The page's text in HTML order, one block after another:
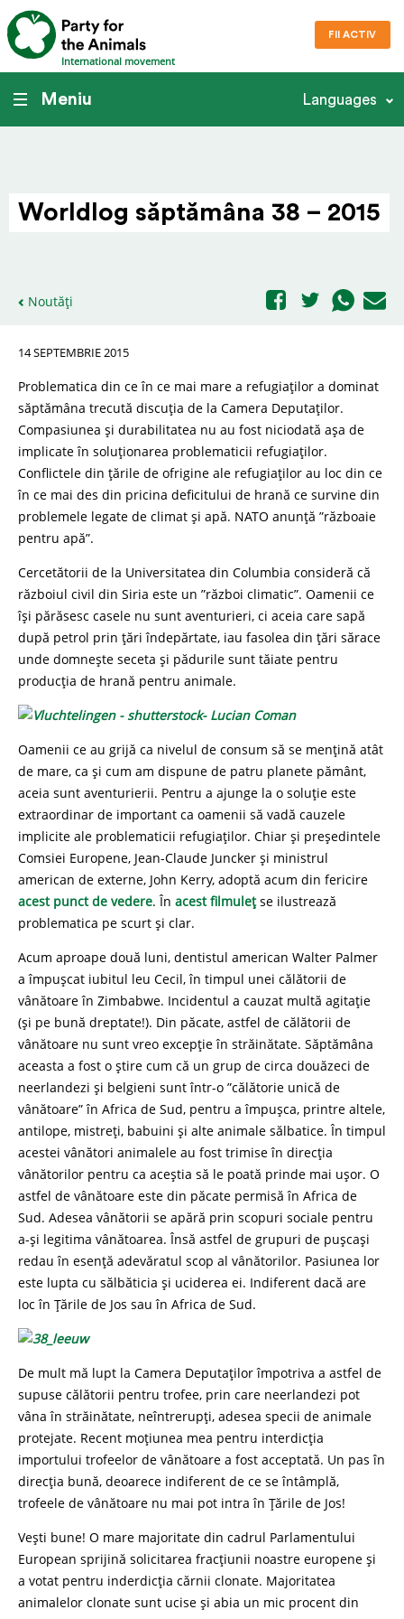
International movement
FII ACTIV
Meniu Languages
Worldlog săptămâna 38 – 2015
Noutăți
14 SEPTEMBRIE 2015
Problematica din ce în ce mai mare a refugiaților a dominat
săptămâna trecută discuția de la Camera Deputaților.
Compasiunea și durabilitatea nu au fost niciodată așa de
implicate în soluționarea problematicii refugiaților.
Conflictele din țările de ofrigine ale refugiaților au loc din ce
în ce mai des din pricina deficitului de hrană ce survine din
problemele legate de climat și apă. NATO anunță ”războaie
pentru apă”.
Cercetătorii de la Universitatea din Columbia consideră că
războiul civil din Siria este un ”război climatic”. Oamenii ce
își părăsesc casele nu sunt aventurieri, ci aceia care sapă
după petrol prin țări îndepărtate, iau fasolea din țări sărace
unde domnește seceta și pădurile sunt tăiate pentru
producția de hrană pentru animale.
Oamenii ce au grijă ca nivelul de consum să se mențină atât
de mare, ca și cum am dispune de patru planete pământ,
aceia sunt aventurierii. Pentru a ajunge la o soluție este
extraordinar de important ca oamenii să vadă cauzele
implicite ale problematicii refugiaților. Chiar și președintele
Comsiei Europene, Jean-Claude Juncker și ministrul
american de externe, John Kerry, adoptă acum din fericire
acest punct de vedere. În acest filmulețse ilustrează
problematica pe scurt și clar.
Acum aproape două luni, dentistul american Walter Palmer
a împușcat iubitul leu Cecil, în timpul unei călătorii de
vânătoare în Zimbabwe. Incidentul a cauzat multă agitație
(și pe bună dreptate!). Din păcate, astfel de călătorii de
vânătoare nu sunt vreo excepție în străinătate. Săptămâna
aceasta a fost o știre cum că un grup de circa douăzeci de
neerlandezi și belgieni sunt într-o ”călătorie unică de
vânătoare” în Africa de Sud, pentru a împușca, printre altele,
antilope, mistreți, babuini și alte animale sălbatice. În timpul
acestei vânători animalele au fost trimise în direcția
vânătorilor pentru ca aceștia să le poată prinde mai ușor. O
astfel de vânătoare este din păcate permisă în Africa de
Sud. Adesea vânătorii se apără prin scopuri sociale pentru
a-și legitima vânătoarea. Însă astfel de grupuri de pușcași
redau în esență adevăratul scop al vânătorilor. Pasiunea lor
este lupta cu sălbăticia și uciderea ei. Indiferent dacă are
loc în Țările de Jos sau în Africa de Sud.
De mult mă lupt la Camera Deputaților împotriva a astfel de
supuse călătorii pentru trofee, prin care neerlandezi pot
vâna în străinătate, neîntrerupți, adesea specii de animale
protejate. Recent moțiunea mea pentru interdicția
importului trofeelor de vânătoare a fost acceptată. Un pas în
direcția bună, deoarece indiferent de ce se întâmplă,
trofeele de vânătoare nu mai pot intra în Țările de Jos!
Vești bune! O mare majoritate din cadrul Parlamentului
European sprijină solicitarea fracțiunii noastre europene și
a votat pentru inderdicția cărnii clonate. Majoritatea
animalelor clonate sunt ucise și abia un mic procent din